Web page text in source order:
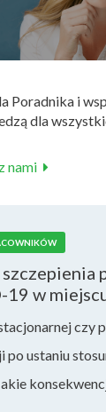
Poradnika i
dla
nami
w
czy
po ustaniu